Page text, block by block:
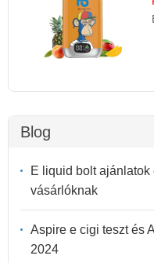
Blog
E liquid bolt
vásárlóknak
Aspire e cigi teszt és
2024